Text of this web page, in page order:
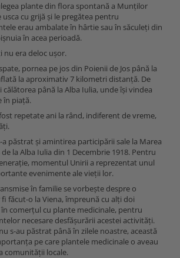
plante din flora spontană a Munților
usca cu grijă și le pregătea pentru
erau ambalate în hârtie sau în săculeți din
în acea perioadă.
nu era deloc ușor.
pornea pe jos din Poienii de Jos până la
la aproximativ 7 kilometri distanță. De
până la Alba Iulia, unde își vindea
în piață.
repetate ani la rând, indiferent de vreme,
păstrat și amintirea participării sale la Marea
la Alba Iulia din 1 Decembrie 1918. Pentru
momentul Unirii a reprezentat unul
evenimente ale vieții lor.
în familie se vorbește despre o
făcut-o la Viena, împreună cu alți doi
comerțul cu plante medicinale, pentru
necesare desfășurării acestei activități.
s-au păstrat până în zilele noastre, această
pe care plantele medicinale o aveau
comunității locale.